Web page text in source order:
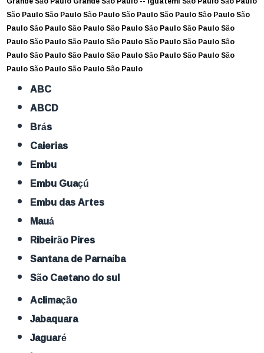
São PauloSão PauloSão PauloSão PauloSão PauloSão PauloSão
PauloSão PauloSão PauloSão PauloSão PauloSão PauloSão
PauloSão PauloSão PauloSão PauloSão PauloSão PauloSão
PauloSão PauloSão PauloSão PauloSão PauloSão PauloSão
PauloSão PauloSão PauloSão Paulo
ABC
ABCD
Brás
Caierias
Embu
Embu Guaçú
Embu das Artes
Mauá
Ribeirão Pires
Santana de Parnaíba
São Caetano do sul
Aclimação
Jabaquara
Jaguaré